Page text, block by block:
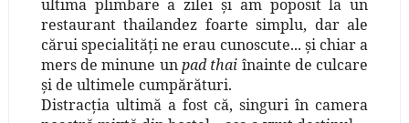
ultima plimbare a zilei şi am poposit la un
restaurant thailandez foarte simplu, dar ale
cărui specialităţi ne erau cunoscute... şi chiar a
mers de minune unpad thai înainte de culcare
şi de ultimele cumpărături.
Distracţia ultimă a fost că, singuri în camera